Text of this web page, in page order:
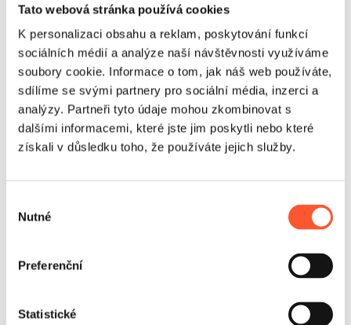
Tato webová stránka používá cookies
K personalizaci obsahu a reklam, poskytování funkcí
sociálních médií a analýze naší návštěvnosti využíváme
soubory cookie. Informace o tom, jak náš web používáte,
sdílíme se svými partnery pro sociální média, inzerci a
analýzy. Partneři tyto údaje mohou zkombinovat s
dalšími informacemi, které jste jim poskytli nebo které
získali v důsledku toho, že používáte jejich služby.
souhlasu
Nutné
Preferenční
Statistické
zóně. Je dobře viditelná z pláže, takže samotný způsob
povzbuzuje další osoby ke vstupu. Pro provozovatele to
znamená snazší monetizaci pobřežní zóny, vyšší využití
pobytů. Je to rozumná investice do sezónního provozu a